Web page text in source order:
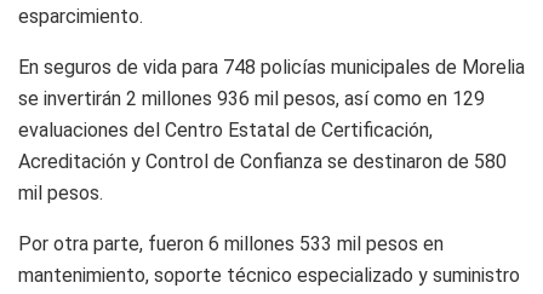
esparcimiento.
En seguros de vida para 748 policías municipales de Morelia
se invertirán 2 millones 936 mil pesos, así como en 129
evaluaciones del Centro Estatal de Certificación,
Acreditación y Control de Confianza se destinaron de 580
mil pesos.
Por otra parte, fueron 6 millones 533 mil pesos en
mantenimiento, soporte técnico especializado y suministro